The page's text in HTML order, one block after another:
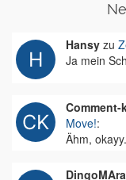
Hansy zu
Ja mein
Comment-
Move!:
Ähm, okayy.